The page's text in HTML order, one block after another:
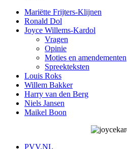
Mariëtte Frijters-Klijnen
Ronald Dol
Joyce Willems-Kardol
Vragen
Opinie
Moties en amendementen
Spreekteksten
Louis Roks
Willem Bakker
Harry van den Berg
Niels Jansen
Maikel Boon
PVV.NL